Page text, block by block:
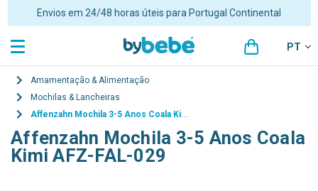
Portes grátis para encomendas superiores a 48€ para Portugal
Continental
PT
Amamentação & Alimentação
Mochilas & Lancheiras
Affenzahn Mochila 3-5 Anos Coala Kimi AFZ-FAL-029
Affenzahn Mochila 3-5 Anos Coala
Kimi AFZ-FAL-029